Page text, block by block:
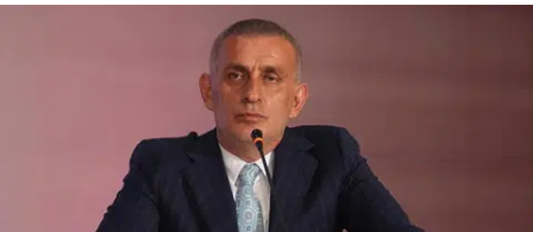
Denizli
Elazığ
Erzincan